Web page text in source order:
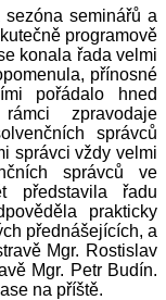
seminářů a
programově
konala řada velmi
přínosné
pořádalo hned
zpravodaje
správců
správci vždy velmi
správců ve
představila řadu
prakticky
přednášejících, a
Mgr. Rostislav
Mgr. Petr Budín.
na příště.